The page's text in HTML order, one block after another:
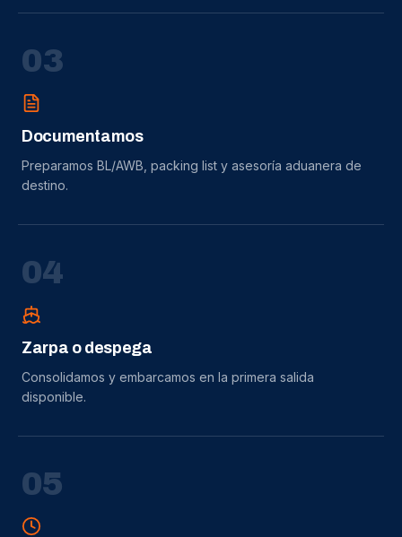
03
Documentamos
Preparamos BL/AWB, packing list y asesoría aduanera de
destino.
04
Zarpa o despega
Consolidamos y embarcamos en la primera salida
disponible.
05